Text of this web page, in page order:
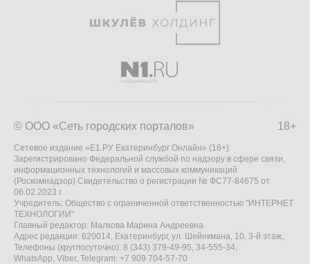
18+
© ООО «Сеть городских порталов»
Сетевое издание «Е1.РУ Екатеринбург Онлайн» (18+)
Зарегистрировано Федеральной службой по надзору в сфере связи,
информационных технологий и массовых коммуникаций
(Роскомнадзор) Свидетельство о регистрации № ФС77-84675 от
06.02.2023 г.
Учредитель: Общество с ограниченной ответственностью "ИНТЕРНЕТ
ТЕХНОЛОГИИ"
Главный редактор: Малкова Марина Андреевна
Адрес редакции: 620014, Екатеринбург, ул. Шейнкмана, 10, 3-й этаж,
Телефоны (круглосуточно): 8 (343) 379-49-95, 34-555-34,
WhatsApp, Viber, Telegram: +7 909 704-57-70